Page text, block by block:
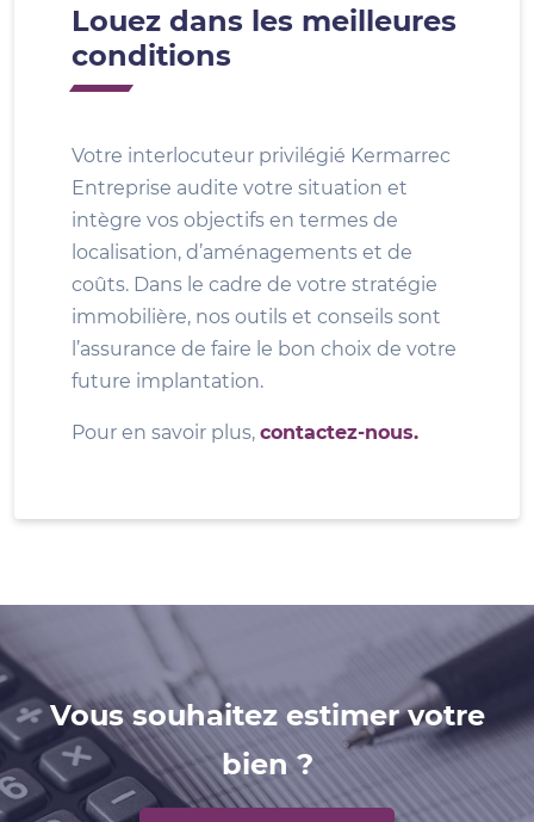
Louez dans les meilleures
conditions
Votre interlocuteur privilégié Kermarrec
Entreprise audite votre situation et
intègre vos objectifs en termes de
localisation, d’aménagements et de
coûts. Dans le cadre de votre stratégie
immobilière, nos outils et conseils sont
l’assurance de faire le bon choix de votre
future implantation.
Pour en savoir plus, contactez-nous.
Vous souhaitez estimer votre
bien ?